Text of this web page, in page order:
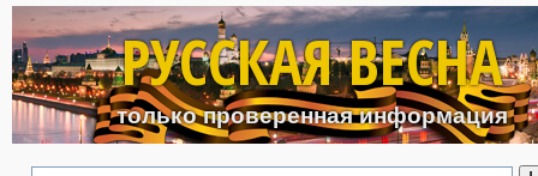
Перейти к основному
РУССКАЯ ВЕСНА
только проверенная информация